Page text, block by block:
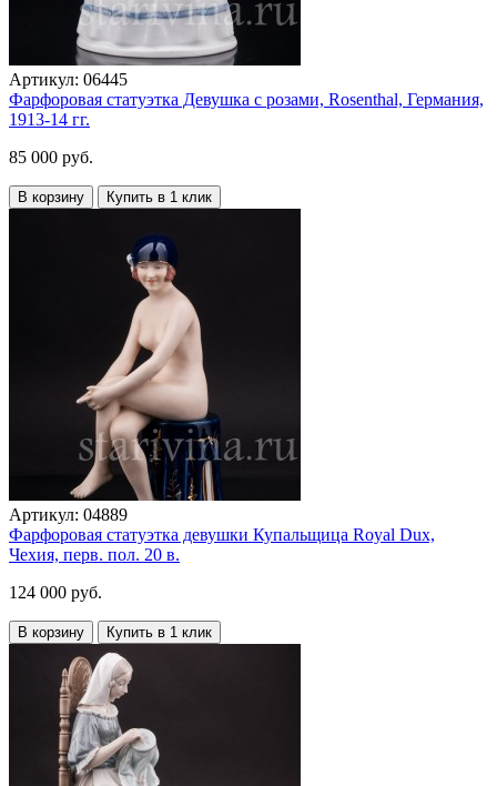
Артикул: 06445
Фарфоровая статуэтка Девушка с розами, Rosenthal, Германия,
1913-14 гг.
85 000 руб.
В корзину Купить в 1 клик
Артикул: 04889
Фарфоровая статуэтка девушки Купальщица Royal Dux,
Чехия, перв. пол. 20 в.
124 000 руб.
В корзину Купить в 1 клик